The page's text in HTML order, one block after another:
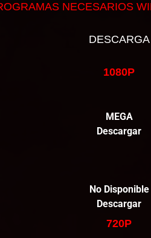
NECESARIOS
DESCARGA
1080P
MEGA
Descargar
No Disponible
Descargar
720P